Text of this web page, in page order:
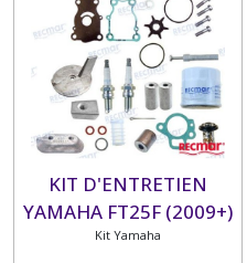
KIT D'ENTRETIEN
YAMAHA FT25F (2009+)
Kit Yamaha